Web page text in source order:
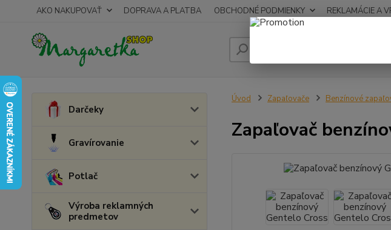
AKO NAKUPOVAŤ DOPRAVA A PLATBA OBCHODNÉ PODMIENKY REKLAMÁCIE A
Darčeky
Gravírovanie
Potlač
Výroba reklamných
predmetov
Úvod Zapaľovače Benzínové
Zapaľovač